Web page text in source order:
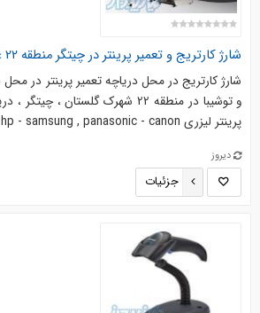
شارژ کارتریج و تعمیر پرینتر در چیتگر منطقه 22 غرب تهران
شارژ کارتریج در محل دریاچه تعمیر پرینتر در
و توشیبا در منطقه 22 شهرک گلستان ،
پرینتر لیزری hp - samsung , panasonic - canon در منطقه 22 ...
دیروز
جزئیات